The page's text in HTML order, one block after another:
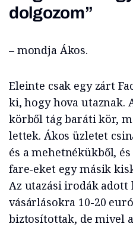
dolgozom”
– mondja Ákos.
Eleinte csak egy zárt
ki, hogy hova utaznak.
körből tág baráti kör,
lettek. Ákos üzletet
és a mehetnékükből,
fare-eket egy másik
Az utazási irodák
vásárlásokra 10-20
biztosítottak, de mivel